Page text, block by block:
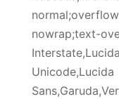
nowrap;text-
Unicode,Lucida